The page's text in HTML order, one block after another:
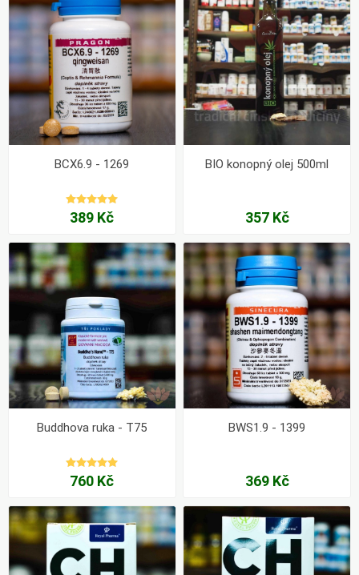
BCX6.9 - 1269
389 Kč
BIO konopný olej 500ml
357 Kč
Buddhova ruka - T75
760 Kč
BWS1.9 - 1399
369 Kč